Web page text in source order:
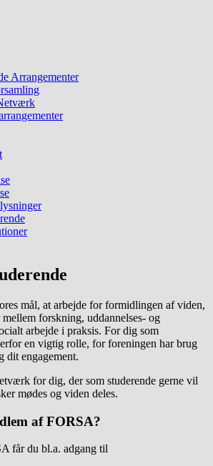
Arrangementer
mål, at arbejde for formidlingen af viden,
forskning, uddannelses- og
arbejde i praksis. For dig som
en vigtig rolle, for foreningen har brug
dit engagement.
for dig, der som studerende gerne vil
mødes og viden deles.
af FORSA?
får du bl.a. adgang til